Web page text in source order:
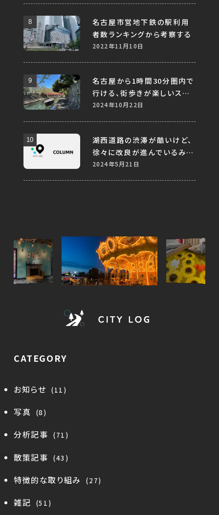
名古屋市営地下鉄の駅利用
者数ランキングから考察する
2022年11月10日
名古屋から1時間30分圏内で
行ける、街歩きが楽しいスポ
ット10選
2024年10月22日
湖西道路の渋滞が酷いけど、
徐々に改良が進んでいるみた
い
2024年5月21日
CATEGORY
お知らせ (11)
写真 (8)
分析記事 (71)
散策記事 (43)
特徴的な取り組み (27)
雑記 (51)